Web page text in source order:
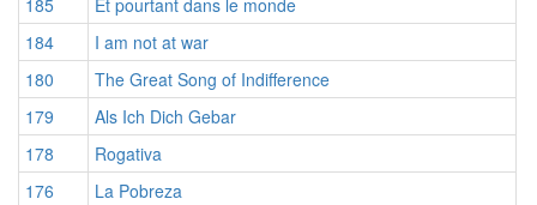
185
Et pourtant dans le monde
184
I am not at war
180
The Great Song of Indifference
179
Als Ich Dich Gebar
178
Rogativa
176
La Pobreza